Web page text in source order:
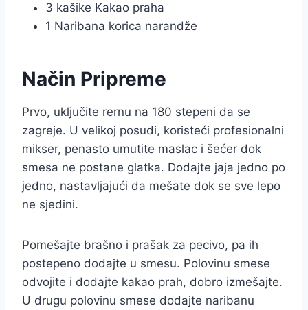
3 kašike Kakao praha
1 Naribana korica narandže
Način Pripreme
Prvo, uključite rernu na 180 stepeni da se
zagreje. U velikoj posudi, koristeći profesionalni
mikser, penasto umutite maslac i šećer dok
smesa ne postane glatka. Dodajte jaja jedno po
jedno, nastavljajući da mešate dok se sve lepo
ne sjedini.
Pomešajte brašno i prašak za pecivo, pa ih
postepeno dodajte u smesu. Polovinu smese
odvojite i dodajte kakao prah, dobro izmešajte.
U drugu polovinu smese dodajte naribanu